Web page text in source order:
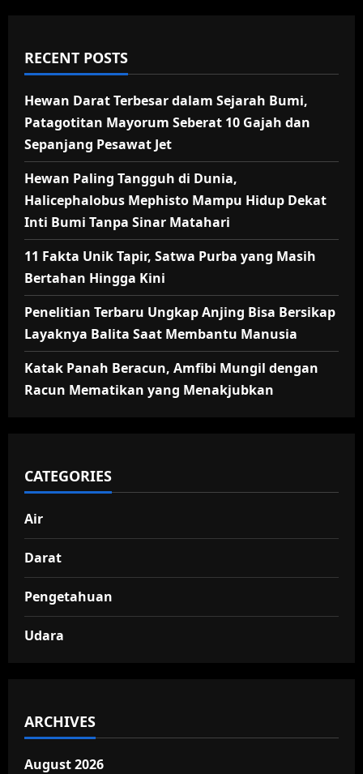
RECENT POSTS
Hewan Darat Terbesar dalam Sejarah Bumi,
Patagotitan Mayorum Seberat 10 Gajah dan
Sepanjang Pesawat Jet
Hewan Paling Tangguh di Dunia,
Halicephalobus Mephisto Mampu Hidup Dekat
Inti Bumi Tanpa Sinar Matahari
11 Fakta Unik Tapir, Satwa Purba yang Masih
Bertahan Hingga Kini
Penelitian Terbaru Ungkap Anjing Bisa Bersikap
Layaknya Balita Saat Membantu Manusia
Katak Panah Beracun, Amfibi Mungil dengan
Racun Mematikan yang Menakjubkan
CATEGORIES
Air
Darat
Pengetahuan
Udara
ARCHIVES
August 2026